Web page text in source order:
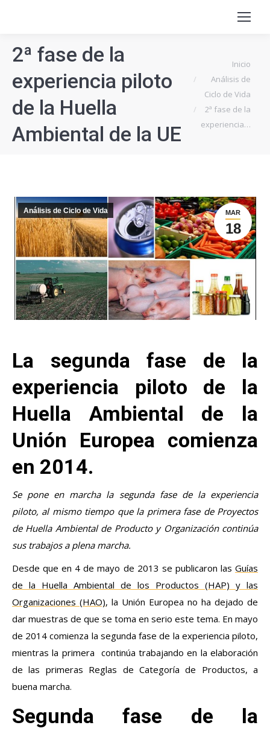
2ª fase de la
experiencia piloto
de la Huella
Ambiental de la UE
Inicio
Análisis de
Ciclo de Vida
2ª fase de la
experiencia…
MAR
18
Análisis de Ciclo de Vida
La segunda fase de la
experiencia piloto de la
Huella Ambiental de la
Unión Europea comienza
en 2014.
Se pone en marcha la segunda fase de la experiencia
piloto, al mismo tiempo que la primera fase de Proyectos
de Huella Ambiental de Producto y Organización continúa
sus trabajos a plena marcha.
Desde que en 4 de mayo de 2013 se publicaron las Guías
de la Huella Ambiental de los Productos (HAP) y las
Organizaciones (HAO), la Unión Europea no ha dejado de
dar muestras de que se toma en serio este tema. En mayo
de 2014 comienza la segunda fase de la experiencia piloto,
mientras la primera continúa trabajando en la elaboración
de las primeras Reglas de Categoría de Productos, a
buena marcha.
Segunda fase de la